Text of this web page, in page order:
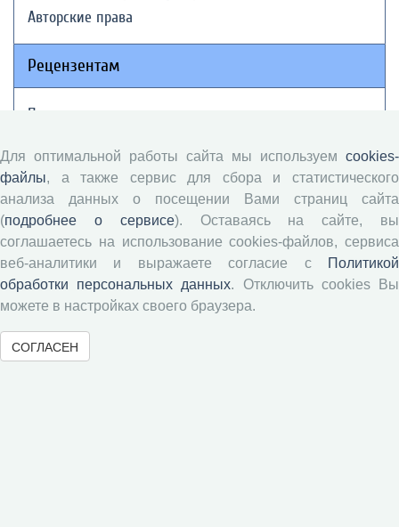
Авторские права
Рецензентам
Памятка рецензенту
Форма рецензии
Журналы ВолНЦ РАН
Экономические и социальные перемены
Проблемы развития территории
Вопросы территориального развития
Социальное пространство
Для оптимальной работы сайта мы используем cookies-
файлы, а также сервис для сбора и статистического
анализа данных о посещении Вами страниц сайта
(подробнее о сервисе). Оставаясь на сайте, вы
соглашаетесь на использование cookies-файлов, сервиса
веб-аналитики и выражаете согласие с
Политикой
обработки персональных данных. Отключить cookies Вы
можете в настройках своего браузера.
СОГЛАСЕН